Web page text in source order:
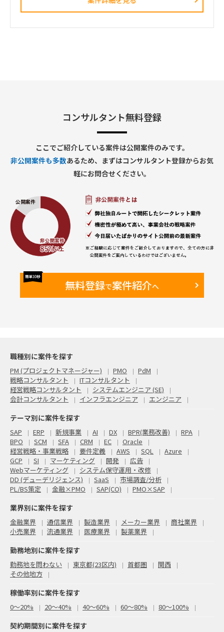
競合モデル調査を通じた成長戦略立案
・M&A・アライアンス戦略の立案、ビジネスデューデリジェ
・財務モデリング（トップライン・コストの構成要素分解）を
コンサルタント無料登録
ここでご紹介している案件は公開案件のみです。
非公開案件も多数あるため、まずはコンサルタント登録からお気
軽にお問合せください。
無料登録で案件紹介へ
職種別に案件を探す
PM (プロジェクトマネージャー) PMO
PdM
戦略コンサルタント
ITコンサルタント
経営戦略コンサルタント
システムエンジニア (SE)
会計コンサルタント
インフラエンジニア エンジニア
テーマ別に案件を探す
SAP ERP 新規事業 AI DX BPR(業務改善)
RPA
BPO
SCM SFA CRM EC
Oracle
経営戦略・事業戦略
要件定義 AWS SQL
Azure
GCP
SI マーケティング 開発
広告
Webマーケティング
システム保守運用・改修
DD (デューデリジェンス)
SaaS
市場調査/分析
PL/BS策定
金融×PMO SAP(CO) PMO×SAP
業界別に案件を探す
金融業界 通信業界 製造業界 メーカー業界
商社業界
小売業界
流通業界 医療業界 製薬業界
勤務地別に案件を探す
勤務地を問わない 東京都(23区内) 首都圏
関西
その他地方
稼働率別に案件を探す
0〜20% 20〜40% 40〜60% 60〜80% 80〜100%
契約期間別に案件を探す